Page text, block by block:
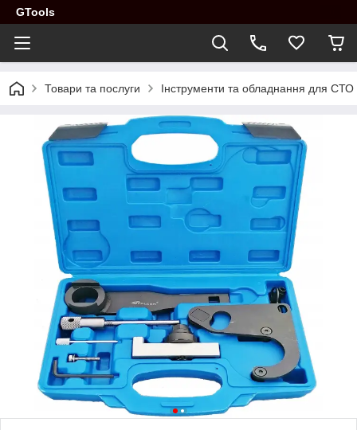
GTools
Товари та послуги Інструменти та обладнання для СТО